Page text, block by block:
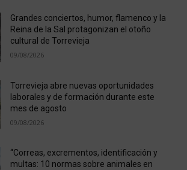
Grandes conciertos, humor, flamenco y la
Reina de la Sal protagonizan el otoño
cultural de Torrevieja
09/08/2026
Torrevieja abre nuevas oportunidades
laborales y de formación durante este
mes de agosto
09/08/2026
“Correas, excrementos, identificación y
multas: 10 normas sobre animales en